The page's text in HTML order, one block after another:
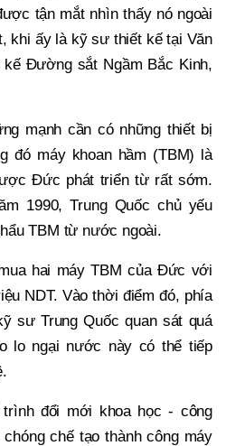
tận mắt nhìn thấy nó ngoài
khi ấy là kỹ sư thiết kế tại Văn
kế Đường sắt Ngầm Bắc Kinh,
mạnh cần có những thiết bị
đó máy khoan hầm (TBM) là
Đức phát triển từ rất sớm.
1990, Trung Quốc chủ yếu
TBM từ nước ngoài.
hai máy TBM của Đức với
NDT. Vào thời điểm đó, phía
sư Trung Quốc quan sát quá
lo ngại nước này có thể tiếp
đổi mới khoa học - công
chóng chế tạo thành công máy